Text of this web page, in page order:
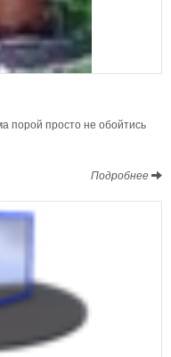
порой просто не обойтись
Подробнее